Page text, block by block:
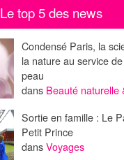
Le top 5 des news
Condensé Paris, la
la nature au service
peau
dans Beauté naturelle
Sortie en famille : Le
Petit Prince
dansVoyages